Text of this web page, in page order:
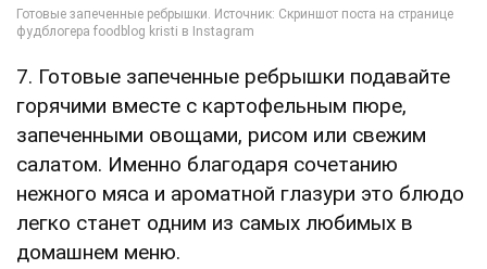
7. Готовые запеченные ребрышки подавайте
горячими вместе с картофельным пюре,
запеченными овощами, рисом или свежим
салатом. Именно благодаря сочетанию
нежного мяса и ароматной глазури это блюдо
легко станет одним из самых любимых в
домашнем меню.